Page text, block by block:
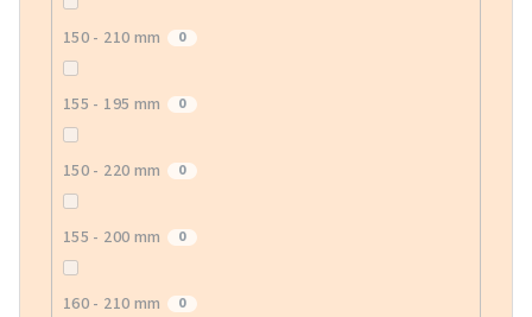
150 - 210 mm 0
155 - 195 mm 0
150 - 220 mm 0
155 - 200 mm 0
160 - 210 mm 0